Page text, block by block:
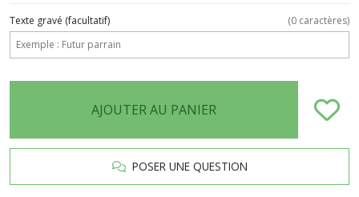
Texte gravé (facultatif) (0 caractères)
AJOUTER AU PANIER
POSER UNE QUESTION